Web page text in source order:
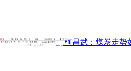
柯昌武：煤炭走势